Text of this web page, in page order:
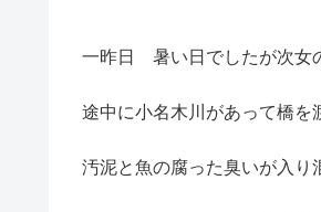
一昨日 暑い日でしたが次女
途中に小名木川があって橋を
汚泥と魚の腐った臭いが入り